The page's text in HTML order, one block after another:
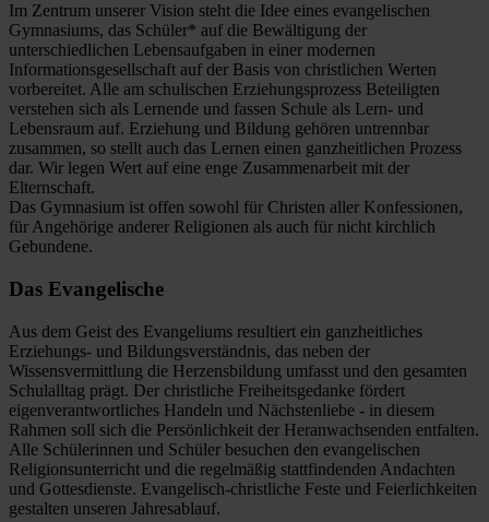
Im Zentrum unserer Vision steht die Idee eines evangelischen
Gymnasiums, das Schüler* auf die Bewältigung der
unterschiedlichen Lebensaufgaben in einer modernen
Informationsgesellschaft auf der Basis von christlichen Werten
vorbereitet. Alle am schulischen Erziehungsprozess Beteiligten
verstehen sich als Lernende und fassen Schule als Lern- und
Lebensraum auf. Erziehung und Bildung gehören untrennbar
zusammen, so stellt auch das Lernen einen ganzheitlichen Prozess
dar. Wir legen Wert auf eine enge Zusammenarbeit mit der
Elternschaft.
Das Gymnasium ist offen sowohl für Christen aller Konfessionen,
für Angehörige anderer Religionen als auch für nicht kirchlich
Gebundene.
Das Evangelische
Aus dem Geist des Evangeliums resultiert ein ganzheitliches
Erziehungs- und Bildungsverständnis, das neben der
Wissensvermittlung die Herzensbildung umfasst und den gesamten
Schulalltag prägt. Der christliche Freiheitsgedanke fördert
eigenverantwortliches Handeln und Nächstenliebe - in diesem
Rahmen soll sich die Persönlichkeit der Heranwachsenden entfalten.
Alle Schülerinnen und Schüler besuchen den evangelischen
Religionsunterricht und die regelmäßig stattfindenden Andachten
und Gottesdienste. Evangelisch-christliche Feste und Feierlichkeiten
gestalten unseren Jahresablauf.